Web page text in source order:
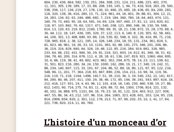
L’histoire d’un monceau d’or